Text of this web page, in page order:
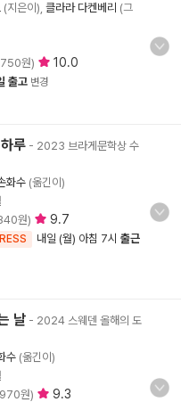
(지은이), 클라라 다켄베리 (그
원) 10.0
출고 변경
루 - 2023 브라게문학상 수
화수 (옮긴이)
원) 9.7
내일 (월) 아침 7시 출근
날 - 2024 스웨덴 올해의 도
수 (옮긴이)
원) 9.3